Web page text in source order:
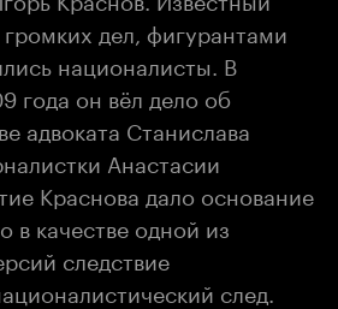
дел, фигурантами
националисты. В
года он вёл дело об
адвоката Станислава
Анастасии
Краснова дало основание
в качестве одной из
следствие
след.